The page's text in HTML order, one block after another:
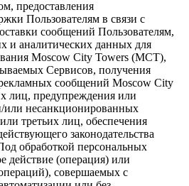
предоставления
Пользователям в связи с
сообщений Пользователям,
и аналитических данных для
Moscow City Towers (МСТ),
Сервисов, получения
сообщений Moscow City
лиц, предупреждения или
или несанкционированных
третьих лиц, обеспечения
законодательства
обработкой персональных
действие (операция) или
совершаемых с